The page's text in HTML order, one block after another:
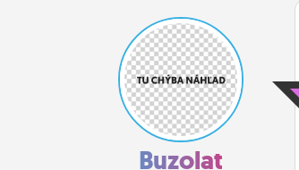
PRIHLÁS SA
ČINŽIAK
Buzolat